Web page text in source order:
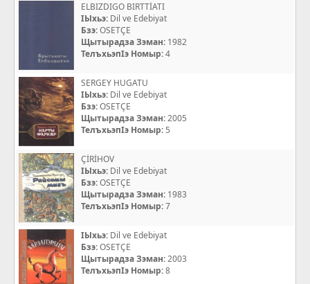
ELBIZDIGO BIRTTİATI
IЫхьэ: Dil ve Edebiyat
Бзэ:OSETÇE
Щытырадза Зэман: 1982
ТелъхьэпIэ Номыр:4
SERGEY HUGATU
IЫхьэ: Dil ve Edebiyat
Бзэ:OSETÇE
Щытырадза Зэман:2005
ТелъхьэпIэ Номыр: 5
ÇİRİHOV
IЫхьэ: Dil ve Edebiyat
Бзэ:OSETÇE
Щытырадза Зэман: 1983
ТелъхьэпIэ Номыр:7
IЫхьэ: Dil ve Edebiyat
Бзэ:OSETÇE
Щытырадза Зэман:2003
ТелъхьэпIэ Номыр:8